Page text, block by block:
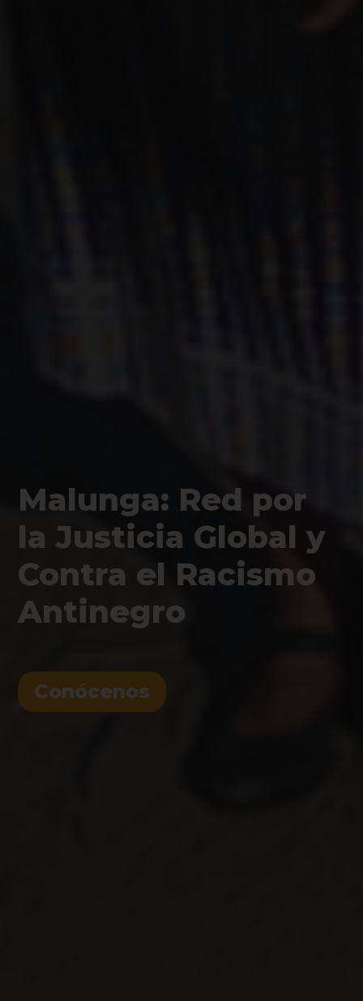
Malunga: Red por
la Justicia Global y
Contra el Racismo
Antinegro
Conócenos